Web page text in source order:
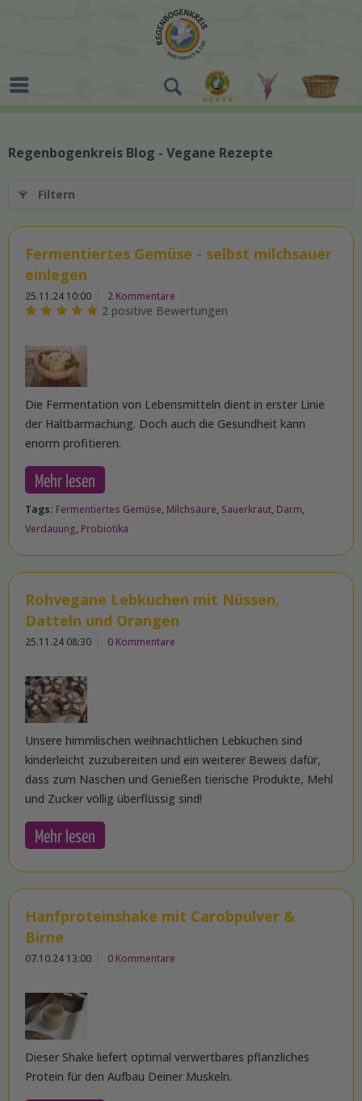
Regenbogenkreis Blog - Vegane Rezepte
Filtern
Fermentiertes Gemüse - selbst milchsauer
einlegen
25.11.24 10:00 2 Kommentare
2 positive Bewertungen
Die Fermentation von Lebensmitteln dient in erster Linie
der Haltbarmachung. Doch auch die Gesundheit kann
enorm profitieren.
Mehr lesen
Tags: Fermentiertes Gemüse, Milchsäure, Sauerkraut, Darm,
Verdauung, Probiotika
Rohvegane Lebkuchen mit Nüssen,
Datteln und Orangen
25.11.24 08:30 0 Kommentare
Unsere himmlischen weihnachtlichen Lebkuchen sind
kinderleicht zuzubereiten und ein weiterer Beweis dafür,
dass zum Naschen und Genießen tierische Produkte, Mehl
und Zucker völlig überflüssig sind!
Mehr lesen
Hanfproteinshake mit Carobpulver &
Birne
07.10.24 13:00 0 Kommentare
Dieser Shake liefert optimal verwertbares pflanzliches
Protein für den Aufbau Deiner Muskeln.